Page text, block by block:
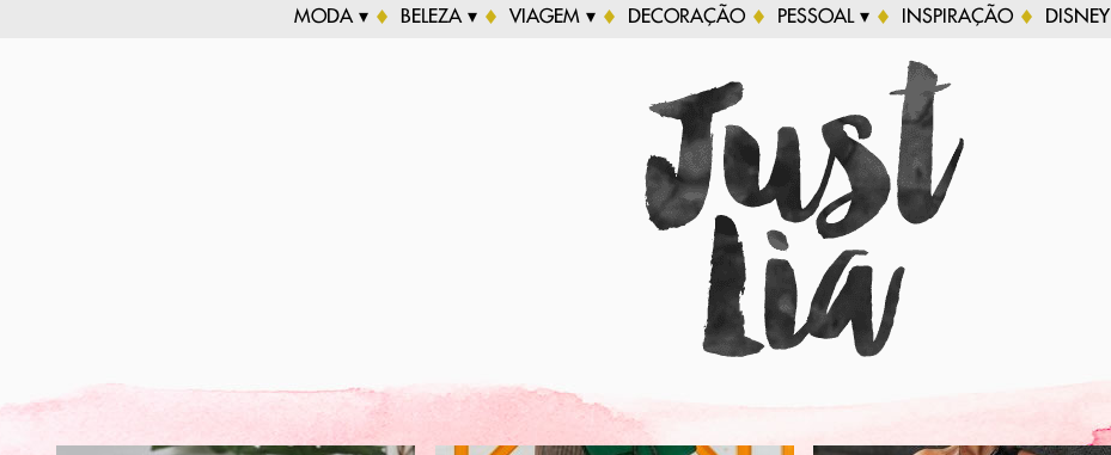
MODA ▾ BELEZA ▾ VIAGEM ▾ DECORAÇÃO PESSOAL ▾ INSPIRAÇÃO DISNEY